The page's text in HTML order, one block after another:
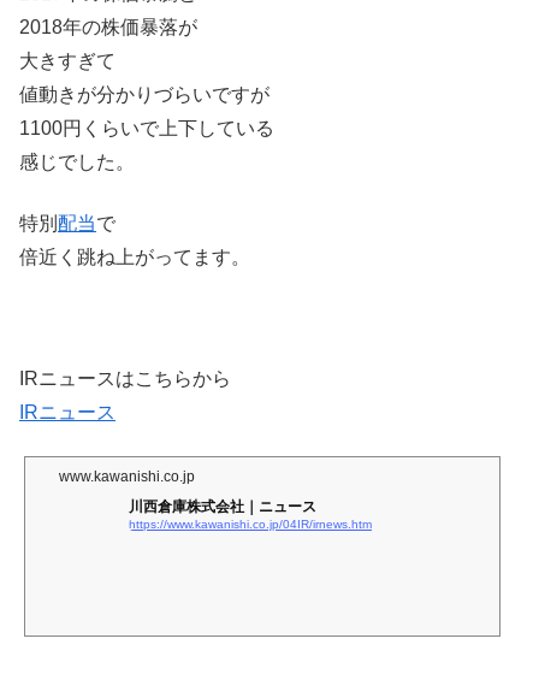
2018年の株価暴落が
大きすぎて
値動きが分かりづらいですが
1100円くらいで上下している
感じでした。
特別 配当で
倍近く跳ね上がってます。
IRニュースはこちらから
IRニュース
www.kawanishi.co.jp
川西倉庫株式会社｜ニュース
https://www.kawanishi.co.jp/04IR/irnews.htm